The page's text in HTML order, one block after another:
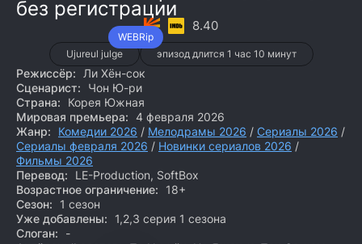
без регистрации
WEBRip
8.40
Ujureul julge эпизод длится 1 час 10 минут
Режиссёр:
Ли Хён-сок
Сценарист:
Чон Ю-ри
Страна:
Корея Южная
Мировая премьера: 4 февраля 2026
Жанр:
Комедии 2026 / Мелодрамы 2026 / Сериалы 2026 /
Сериалы февраля 2026 / Новинки сериалов 2026 /
Фильмы 2026
Перевод:
LE-Production, SoftBox
Возрастное ограничение:
18+
Сезон:
1 сезон
Уже добавлены:
1,2,3 серия 1 сезона
Слоган:
-